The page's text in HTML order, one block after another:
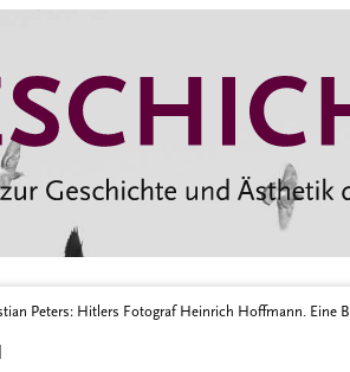
Göttingen_2025
Peters: Hitlers Fotograf Heinrich Hoffmann. Eine